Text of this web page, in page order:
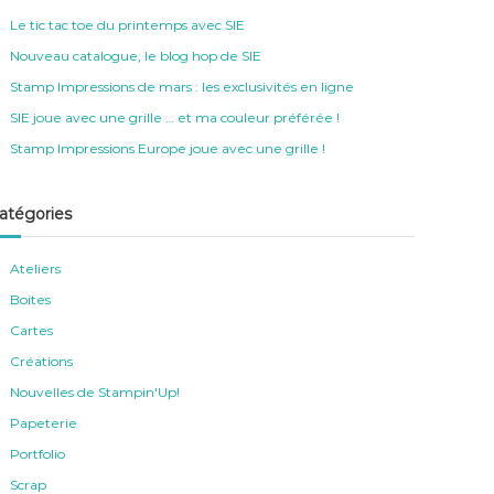
Le tic tac toe du printemps avec SIE
Nouveau catalogue, le blog hop de SIE
Stamp Impressions de mars : les exclusivités en ligne
SIE joue avec une grille … et ma couleur préférée !
Stamp Impressions Europe joue avec une grille !
Ateliers
Boites
Cartes
Créations
Nouvelles de Stampin'Up!
Papeterie
Portfolio
Scrap